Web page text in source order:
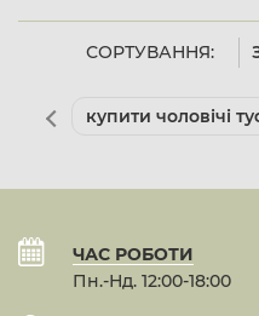
СОРТУВАННЯ:
купити чоловічі
ЧАС РОБОТИ
Пн.-Нд. 12:00-18:00